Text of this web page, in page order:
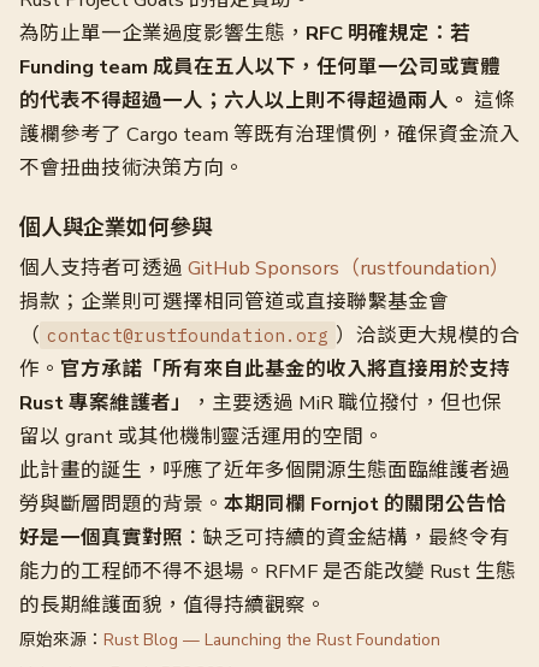
為防止單一企業過度影響生態， RFC 明確規定：若
Funding team 成員在五人以下，任何單一公司或實體
的代表不得超過一人；六人以上則不得超過兩人。 這條
護欄參考了 Cargo team 等既有治理慣例，確保資金流入
不會扭曲技術決策方向。
個人與企業如何參與
個人支持者可透過 GitHub Sponsors（rustfoundation）
捐款；企業則可選擇相同管道或直接聯繫基金會
（ contact@rustfoundation.org ）洽談更大規模的合
作。 官方承諾「所有來自此基金的收入將直接用於支持
Rust 專案維護者」
，主要透過 MiR 職位撥付，但也保
留以 grant 或其他機制靈活運用的空間。
此計畫的誕生，呼應了近年多個開源生態面臨維護者過
勞與斷層問題的背景。 本期同欄 Fornjot 的關閉公告恰
好是一個真實對照 ：缺乏可持續的資金結構，最終令有
能力的工程師不得不退場。RFMF 是否能改變 Rust 生態
的長期維護面貌，值得持續觀察。
原始來源： Rust Blog — Launching the Rust Foundation